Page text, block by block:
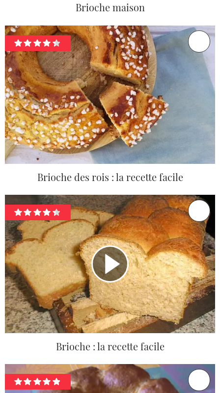
Brioche maison
Brioche des rois : la recette facile
Brioche : la recette facile